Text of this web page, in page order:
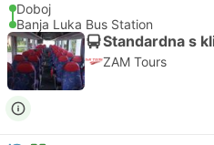
Doboj
Banja Luka Bus Station
Standardna s
ZAM Tours